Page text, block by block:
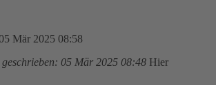
Mär 2025 08:58
geschrieben: 05 Mär 2025 08:48 Hier